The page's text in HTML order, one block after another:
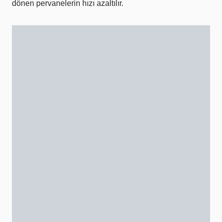
dönen pervanelerin hızı azaltılır.